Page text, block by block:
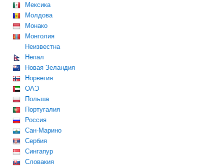
Мексика
Молдова
Монако
Монголия
Неизвестна
Непал
Новая Зеландия
Норвегия
ОАЭ
Польша
Португалия
Россия
Сан-Марино
Сербия
Сингапур
Словакия